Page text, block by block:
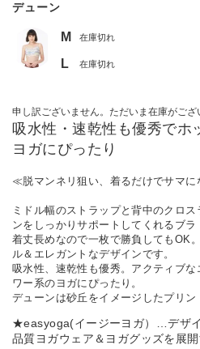
デューン
M 在庫切れ
L 在庫切れ
申し訳ございません。ただいま在庫がござ
吸水性・速乾性も優秀でホ
ヨガにぴったり
≪脱マンネリ狙い、着るだけでサマ
ミドル幅のストラップと背中のクロ
ンをしっかりサポートしてくれるブラ
着丈長めなので一枚で勝負してもOK
ル＆エレガントなデザインです。
吸水性、速乾性も優秀。アクティブ
ワー系のヨガにぴったり。
デューンは砂丘をイメージしたプリン
★easyoga(イージーヨガ）…デザ
品質ヨガウェア＆ヨガグッズを展